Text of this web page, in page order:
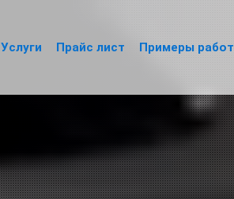
Услуги Прайс лист Примеры работ